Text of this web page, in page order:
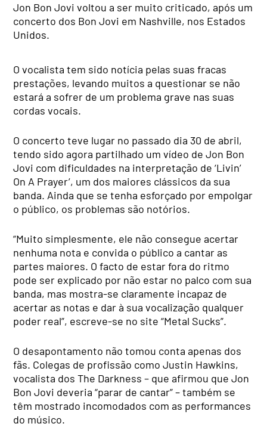
Jon Bon Jovi voltou a ser muito criticado, após um
concerto dos Bon Jovi em Nashville, nos Estados
Unidos.
O vocalista tem sido notícia pelas suas fracas
prestações, levando muitos a questionar se não
estará a sofrer de um problema grave nas suas
cordas vocais.
O concerto teve lugar no passado dia 30 de abril,
tendo sido agora partilhado um vídeo de Jon Bon
Jovi com dificuldades na interpretação de ‘Livin’
On A Prayer’, um dos maiores clássicos da sua
banda. Ainda que se tenha esforçado por empolgar
o público, os problemas são notórios.
“Muito simplesmente, ele não consegue acertar
nenhuma nota e convida o público a cantar as
partes maiores. O facto de estar fora do ritmo
pode ser explicado por não estar no palco com sua
banda, mas mostra-se claramente incapaz de
acertar as notas e dar à sua vocalização qualquer
poder real”, escreve-se no site “Metal Sucks”.
O desapontamento não tomou conta apenas dos
fãs. Colegas de profissão como Justin Hawkins,
vocalista dos The Darkness – que afirmou que Jon
Bon Jovi deveria “parar de cantar” – também se
têm mostrado incomodados com as performances
do músico.